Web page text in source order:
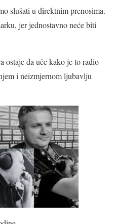
slušati u direktnim prenosima.
jer jednostavno neće biti
ostaje da uče kako je to radio
i neizmjernom ljubavlju